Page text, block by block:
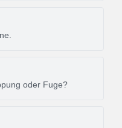
oder Fuge?